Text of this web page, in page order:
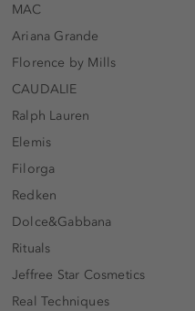
MAC
Ariana Grande
Florence by Mills
CAUDALIE
Ralph Lauren
Elemis
Filorga
Redken
Dolce&Gabbana
Rituals
Jeffree Star Cosmetics
Real Techniques